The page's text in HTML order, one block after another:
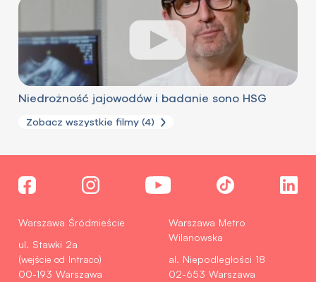
Niedrożność jajowodów i badanie sono HSG
Zobacz wszystkie filmy (4)
Warszawa Śródmieście
ul. Stawki 2a
(wejście od Intraco)
00-193 Warszawa
Warszawa Metro
Wilanowska
al. Niepodległości 18
02-653 Warszawa